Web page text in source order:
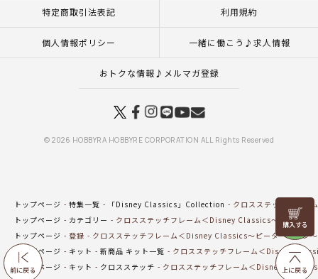
前に戻る
リリヤン
フェア
上に戻る
特定商取引法表記 利用規約
個人情報ポリシー 一緒に働こう♪求人情報
おトクな情報♪メルマガ登録
© 2026 HOBBYRA HOBBYRE CORPORATION ALL Rights Reserved
トップページ 特集一覧 「Disney Classics」Collection
クロスステッチフレー
トップページ
カテゴリー
クロスステッチフレーム＜Disney Classics～ピーター
トップページ
登録
クロスステッチフレーム＜Disney Classics～ピーター・パン
トップページ
キット 新商品 キット一覧
クロスステッチフレーム＜Disney
トップページ
キット クロスステッチ
クロスステッチフレーム＜Disney